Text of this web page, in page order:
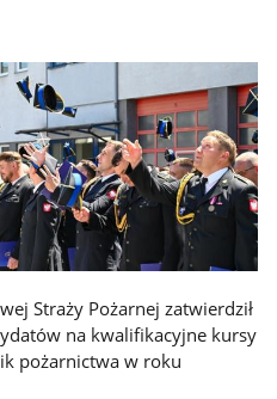
Straży Pożarnej zatwierdził
na kwalifikacyjne kursy
pożarnictwa w roku